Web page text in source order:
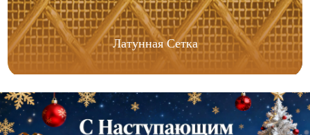
Латунная Сетка